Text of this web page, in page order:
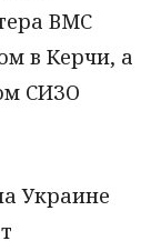
ВМС
в Керчи, а
СИЗО
Украине